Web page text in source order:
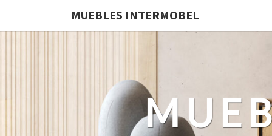
MUEBLES INTERMOBEL